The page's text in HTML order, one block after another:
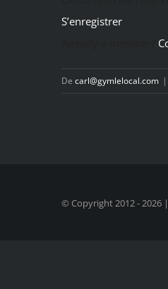
S’enregistrer
De carl@gymlelocal.com |
© Copyright 2012 -2026